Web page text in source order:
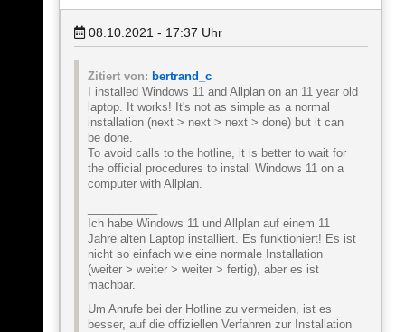
08.10.2021 - 17:37 Uhr
Zitiert von: bertrand_c
I installed Windows 11 and Allplan on an 11 year old
laptop. It works! It's not as simple as a normal
installation (next > next > next > done) but it can
be done.
To avoid calls to the hotline, it is better to wait for
the official procedures to install Windows 11 on a
computer with Allplan.
Ich habe Windows 11 und Allplan auf einem 11
Jahre alten Laptop installiert. Es funktioniert! Es ist
nicht so einfach wie eine normale Installation
(weiter > weiter > weiter > fertig), aber es ist
machbar.
Um Anrufe bei der Hotline zu vermeiden, ist es
besser, auf die offiziellen Verfahren zur Installation